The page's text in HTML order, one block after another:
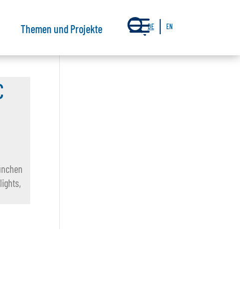
Themen und Projekte a
DE EN